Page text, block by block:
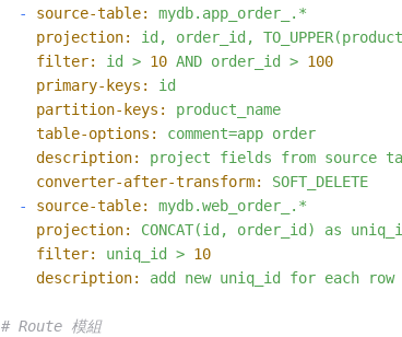
-
source-table:
mydb.app_order_.*
projection:
id, order_id,
filter:
id > 10 AND order_id > 100
primary-keys:
id
partition-keys:
product_name
table-options:
comment=app order
description:
project fields from source
converter-after-transform:
SOFT_DELETE
-
source-table:
mydb.web_order_.*
projection:
CONCAT(id, order_id) as
filter:
uniq_id > 10
description:
add new uniq_id for each row
# Route 模組